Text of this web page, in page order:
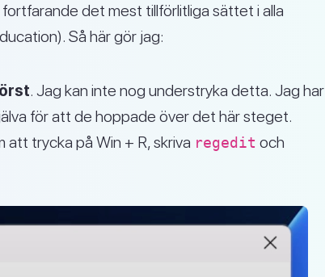
det mest tillförlitliga sättet i alla
Så här gör jag:
. Jag kan inte nog understryka detta. Jag har
för att de hoppade över det här steget.
att trycka på Win + R, skriva regedit och